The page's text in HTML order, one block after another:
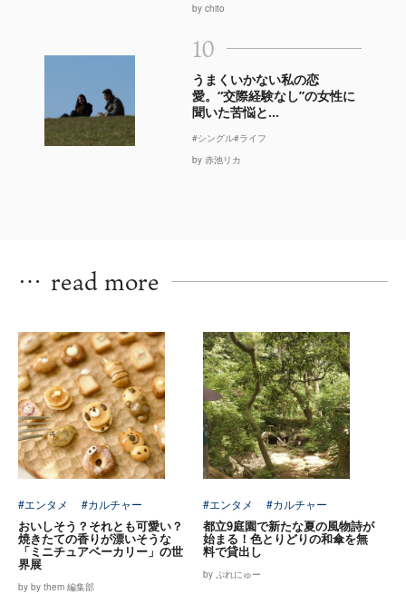
by chito
10
うまくいかない私の恋
愛。“交際経験なし”の女性に
聞いた苦悩と...
#シングル#ライフ
by 赤池リカ
… read more
#エンタメ #カルチャー
おいしそう？それとも可愛い？
焼きたての香りが漂いそうな
「ミニチュアベーカリー」の世
界展
by by them 編集部
#エンタメ #カルチャー
都立9庭園で新たな夏の風物詩が
始まる！色とりどりの和傘を無
料で貸出し
by ぷれにゅー